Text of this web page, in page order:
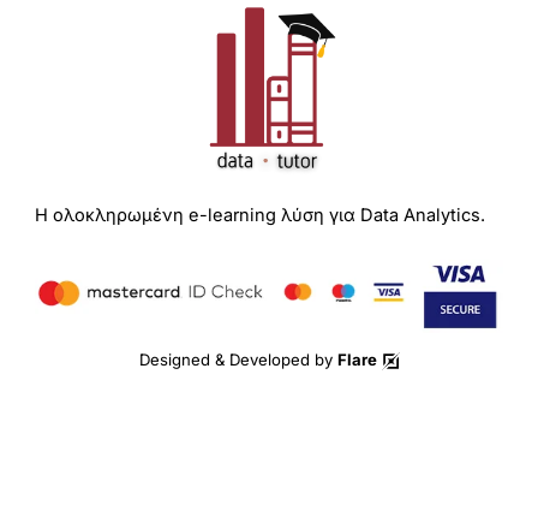
Η ολοκληρωμένη e-learning λύση για Data Analytics.
Designed & Developed by Flare